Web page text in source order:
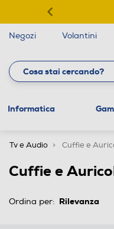
Negozi Volantini
Informatica
Tv e Audio Cuffie e
Cuffie e
Ordina per: